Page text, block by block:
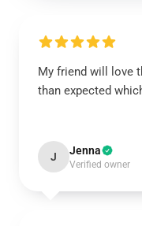
My friend will love
than expected
J Jenna
Verified owner